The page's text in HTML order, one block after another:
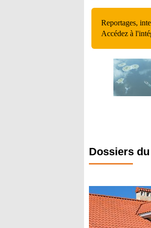
Reportages,
Accédez à
Dossiers